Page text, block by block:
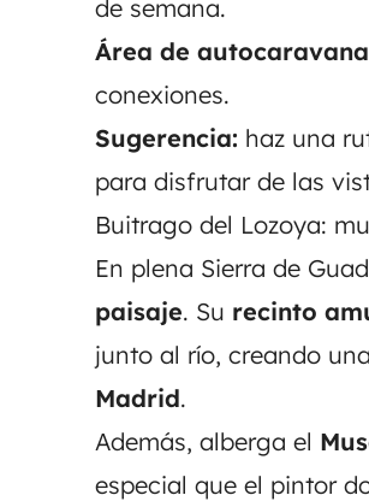
de semana.
Área de
conexiones.
Sugerencia: haz una
para disfrutar de las
Buitrago del Lozoya:
En plena Sierra de
paisaje. Su recinto
junto al río, creando
Madrid.
Además, alberga el
especial que el pintor